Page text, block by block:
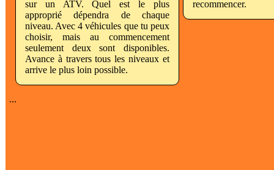
sur un ATV. Quel est le plus
approprié dépendra de chaque
niveau. Avec 4 véhicules que tu peux
choisir, mais au commencement
seulement deux sont disponibles.
Avance à travers tous les niveaux et
arrive le plus loin possible.
recommencer.
...